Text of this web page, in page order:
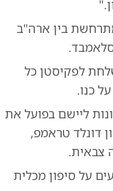
בין ארה"ב
לפקיסטן כל
כנו.
ליישם בפועל את
דונלד טראמפ,
צבאית.
על סיפון מכלית